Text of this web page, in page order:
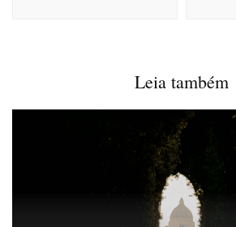
Leia também